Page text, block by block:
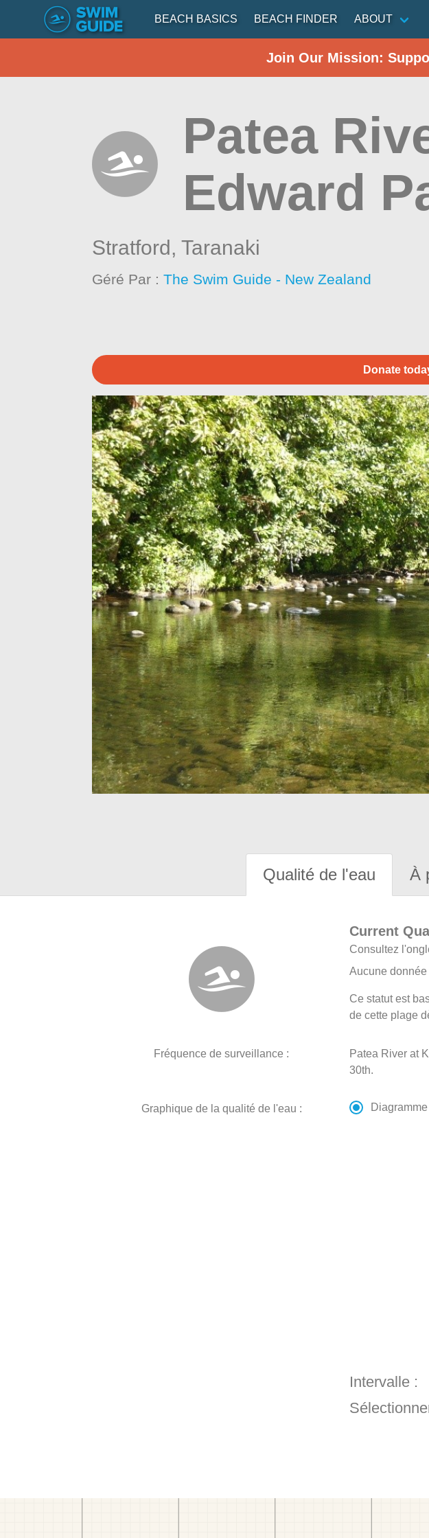
BEACH BASICS BEACH FINDER ABOUT
Join Our Mission:
Patea
Edward
Stratford,Taranaki
Géré Par :The Swim Guide - New Zealand
Donate
Qualité de l'eau À
Current
Consultez
Aucune
Ce statut est
de cette plage
Fréquence de surveillance :
Patea River at
30th.
Graphique de la qualité de l'eau :
Intervalle :